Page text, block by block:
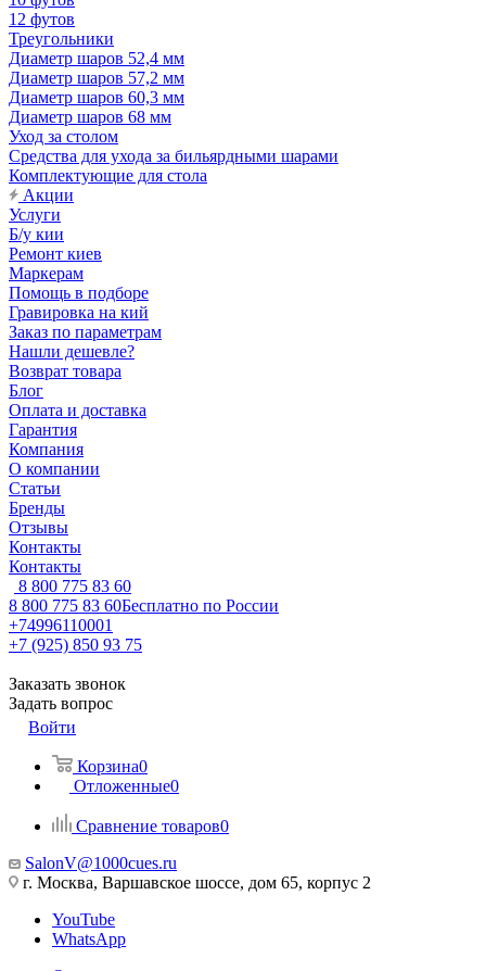
12 футов
Треугольники
Диаметр шаров 52,4 мм
Диаметр шаров 57,2 мм
Диаметр шаров 60,3 мм
Диаметр шаров 68 мм
Уход за столом
Средства для ухода за бильярдными шарами
Комплектующие для стола
Акции
Услуги
Б/у кии
Ремонт киев
Маркерам
Помощь в подборе
Гравировка на кий
Заказ по параметрам
Нашли дешевле?
Возврат товара
Блог
Оплата и доставка
Гарантия
Компания
О компании
Статьи
Бренды
Отзывы
Контакты
Контакты
8 800 775 83 60
8 800 775 83 60Бесплатно по России
+74996110001
+7 (925) 850 93 75
Заказать звонок
Задать вопрос
Войти
Корзина0
Отложенные0
Сравнение товаров0
SalonV@1000cues.ru
г. Москва, Варшавское шоссе, дом 65, корпус 2
YouTube
WhatsApp